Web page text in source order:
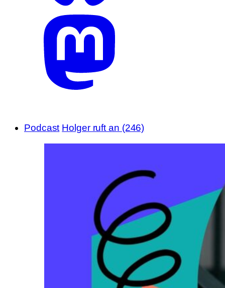
Podcast Holger ruft an (246)